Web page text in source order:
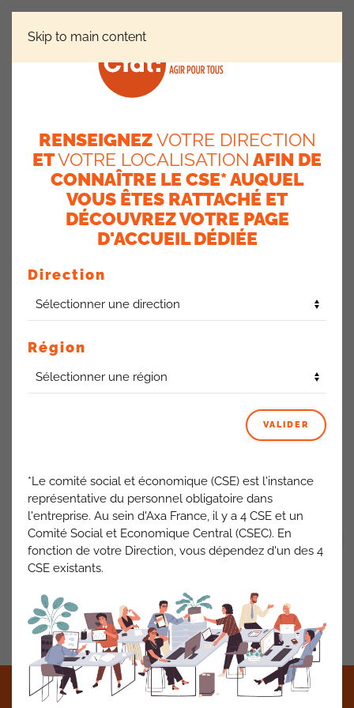
Skip to main content
ÎLE-DE-FRANCE
Repas de Noël 2025 pour
les sites d’Ile de France
14 octobre 2025
VAL de FONTENAYce sera le mardi 16 et le jeudi 18
ACTUALITÉS AXA FRANCE
VOIR TOUT
PRÉCÉDENT SUIVANT
©2021 CFDT AXA France •Mentions légales •RGPD
RENSEIGNEZVOTRE DIRECTION
ETVOTRE LOCALISATION AFIN DE
CONNAÎTRE LE CSE* AUQUEL
VOUS ÊTES RATTACHÉ ET
DÉCOUVREZ VOTRE PAGE
D'ACCUEIL DÉDIÉE
Direction
Région
VALIDER
*Le comité social et économique (CSE) est l'instance
représentative du personnel obligatoire dans
l'entreprise. Au sein d'Axa France, il y a 4 CSE et un
Comité Social et Economique Central (CSEC). En
fonction de votre Direction, vous dépendez d'un des 4
CSE existants.